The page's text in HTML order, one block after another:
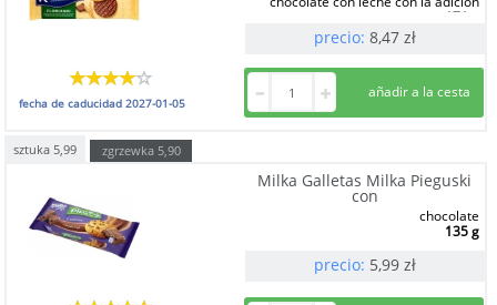
171 g
precio: 8,47 zł
fecha de caducidad2027-01-05
sztuka 5,99 zgrzewka 5,90
Milka Galletas Milka Pieguski
con
chocolate
135 g
precio: 5,99 zł